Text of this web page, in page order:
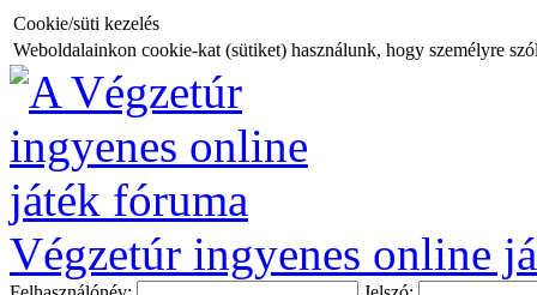
Cookie/süti kezelés
Weboldalainkon cookie-kat (sütiket) használunk, hogy személyre
Végzetúr ingyenes online